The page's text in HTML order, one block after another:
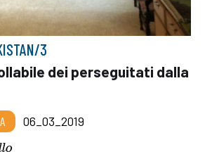
3
dei perseguitati dalla
06_03_2019